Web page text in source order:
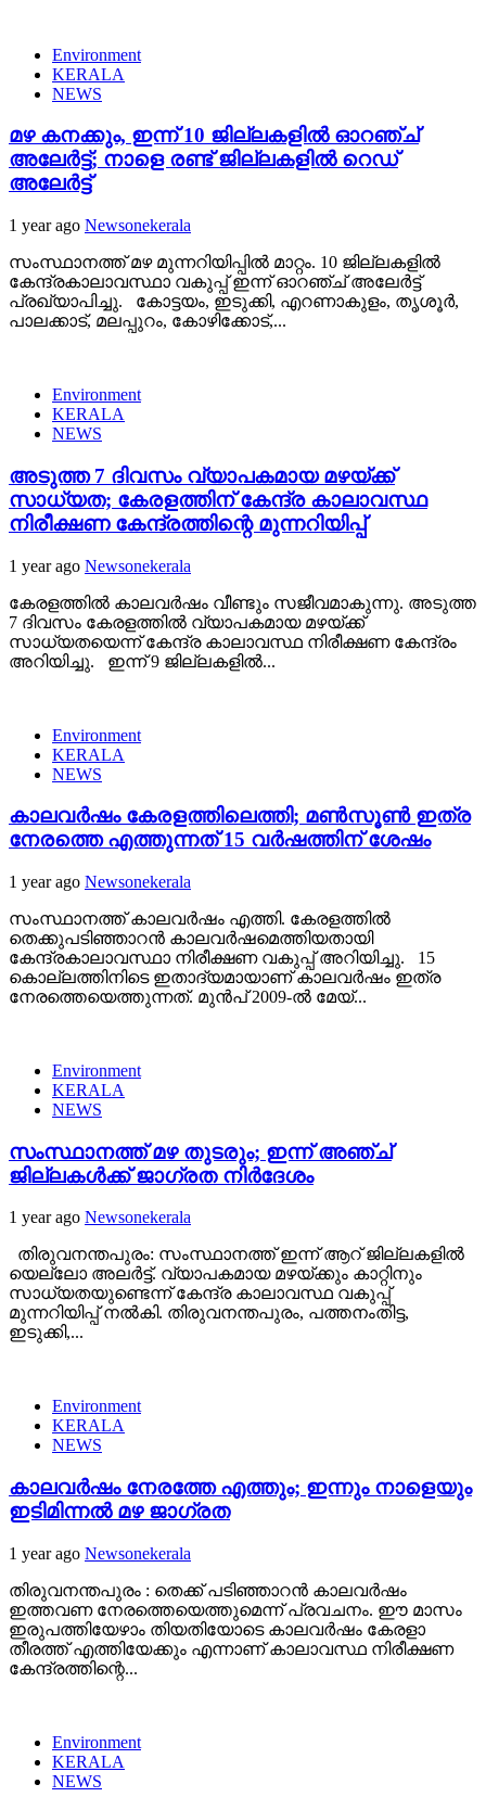
Environment
KERALA
NEWS
മഴ കനക്കും, ഇന്ന് 10 ജില്ലകളിൽ ഓറഞ്ച്
അലേർട്ട്; നാളെ രണ്ട് ജില്ലകളിൽ റെഡ്
അലേർട്ട്
1 year ago Newsonekerala
സംസ്ഥാനത്ത് മഴ മുന്നറിയിപ്പിൽ മാറ്റം. 10 ജില്ലകളിൽ
കേന്ദ്രകാലാവസ്ഥാ വകുപ്പ് ഇന്ന് ഓറഞ്ച് അലേർട്ട്
പ്രഖ്യാപിച്ചു. കോട്ടയം, ഇടുക്കി, എറണാകുളം, തൃശൂർ,
പാലക്കാട്, മലപ്പുറം, കോഴിക്കോട്,...
Environment
KERALA
NEWS
അടുത്ത 7 ദിവസം വ്യാപകമായ മഴയ്ക്ക്
സാധ്യത; കേരളത്തിന് കേന്ദ്ര കാലാവസ്ഥ
നിരീക്ഷണ കേന്ദ്രത്തിന്റെ മുന്നറിയിപ്പ്
1 year ago Newsonekerala
കേരളത്തിൽ കാലവർഷം വീണ്ടും സജീവമാകുന്നു. അടുത്ത
7 ദിവസം കേരളത്തിൽ വ്യാപകമായ മഴയ്ക്ക്
സാധ്യതയെന്ന് കേന്ദ്ര കാലാവസ്ഥ നിരീക്ഷണ കേന്ദ്രം
അറിയിച്ചു. ഇന്ന് 9 ജില്ലകളിൽ...
Environment
KERALA
NEWS
കാലവർഷം കേരളത്തിലെത്തി; മൺസൂൺ ഇത്ര
നേരത്തെ എത്തുന്നത് 15 വർഷത്തിന് ശേഷം
1 year ago Newsonekerala
സംസ്ഥാനത്ത് കാലവർഷം എത്തി. കേരളത്തിൽ
തെക്കുപടിഞ്ഞാറൻ കാലവർഷമെത്തിയതായി
കേന്ദ്രകാലാവസ്ഥാ നിരീക്ഷണ വകുപ്പ് അറിയിച്ചു. 15
കൊല്ലത്തിനിടെ ഇതാദ്യമായാണ് കാലവർഷം ഇത്ര
നേരത്തെയെത്തുന്നത്. മുൻപ് 2009-ൽ മേയ്...
Environment
KERALA
NEWS
സംസ്ഥാനത്ത് മഴ തുടരും; ഇന്ന് അഞ്ച്
ജില്ലകള്‍ക്ക് ജാഗ്രത നിര്‍ദേശം
1 year ago Newsonekerala
തിരുവനന്തപുരം: സംസ്ഥാനത്ത് ഇന്ന് ആറ് ജില്ലകളിൽ
യെല്ലോ അലർട്ട്. വ്യാപകമായ മഴയ്ക്കും കാറ്റിനും
സാധ്യതയുണ്ടെന്ന് കേന്ദ്ര കാലാവസ്ഥ വകുപ്പ്
മുന്നറിയിപ്പ് നൽകി. തിരുവനന്തപുരം, പത്തനംതിട്ട,
ഇടുക്കി,...
Environment
KERALA
NEWS
കാലവർഷം നേരത്തേ എത്തും; ഇന്നും നാളെയും
ഇടിമിന്നൽ മഴ ജാഗ്രത
1 year ago Newsonekerala
തിരുവനന്തപുരം : തെക്ക് പടിഞ്ഞാറൻ കാലവർഷം
ഇത്തവണ നേരത്തെയെത്തുമെന്ന് പ്രവചനം. ഈ മാസം
ഇരുപത്തിയേഴാം തിയതിയോടെ കാലവർഷം കേരളാ
തീരത്ത് എത്തിയേക്കും എന്നാണ് കാലാവസ്ഥ നിരീക്ഷണ
കേന്ദ്രത്തിന്റെ...
Environment
KERALA
NEWS